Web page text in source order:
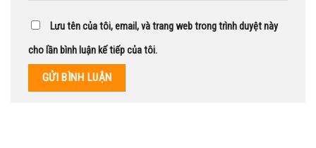
Lưu tên của tôi, email, và trang web trong trình duyệt này
cho lần bình luận kế tiếp của tôi.